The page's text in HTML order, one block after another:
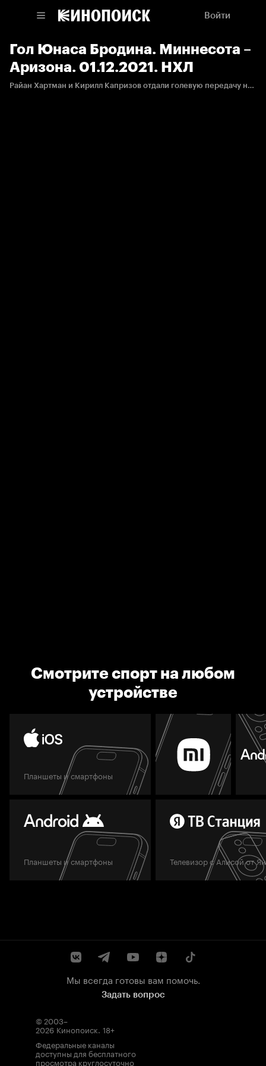
Войти
Гол Юнаса Бродина. Миннесота –
Аризона. 01.12.2021. НХЛ
Райан Хартман и Кирилл Капризов отдали голевую передачу на Юнаса Бродина.
Смотрите спорт на любом
устройстве
Планшеты и смартфоны
Планшеты и смартфоны Телевизор с Алисой от
Мы всегда готовы вам помочь.
Задать вопрос
© 2003–
2026 Кинопоиск. 18+
Федеральные каналы
доступны для бесплатного
просмотра круглосуточно